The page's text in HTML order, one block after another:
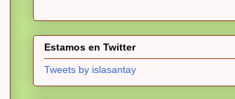
Estamos en Twitter
Tweets by islasantay